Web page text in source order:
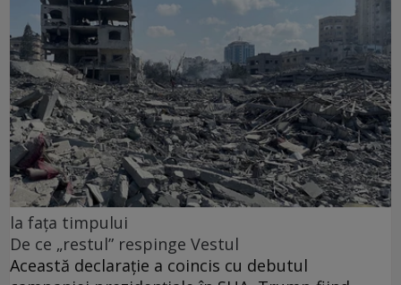
la fața timpului
De ce „restul” respinge Vestul
Această declarație a coincis cu debutul